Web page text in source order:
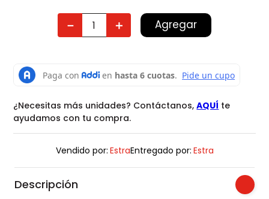
＋
－ Agregar
¿Necesitas más unidades? Contáctanos,AQUÍ te
ayudamos con tu compra.
Vendido por: EstraEntregado por: Estra
Descripción